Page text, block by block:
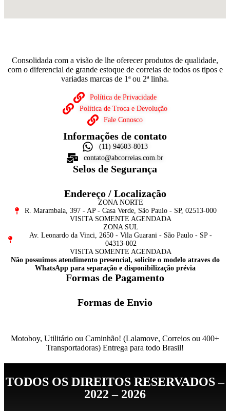
Consolidada com a visão de lhe oferecer produtos de qualidade,
com o diferencial de grande estoque de correias de todos os tipos e
variadas marcas de 1ª ou 2ª linha.
Política de Privacidade
Política de Troca e Devolução
Fale Conosco
Informações de contato
(11) 94603-8013
contato@abcorreias.com.br
Selos de Segurança
Endereço / Localização
ZONA NORTE
R. Marambaia, 397 - AP - Casa Verde, São Paulo - SP, 02513-000
VISITA SOMENTE AGENDADA
ZONA SUL
Av. Leonardo da Vinci, 2650 - Vila Guarani - São Paulo - SP -
04313-002
VISITA SOMENTE AGENDADA
Não possuimos atendimento presencial, solicite o modelo atraves do
WhatsApp para separação e disponibilização prévia
Formas de Pagamento
Formas de Envio
Motoboy, Utilitário ou Caminhão! (Lalamove, Correios ou 400+
Transportadoras) Entrega para todo Brasil!
TODOS OS DIREITOS RESERVADOS –
2022 – 2026